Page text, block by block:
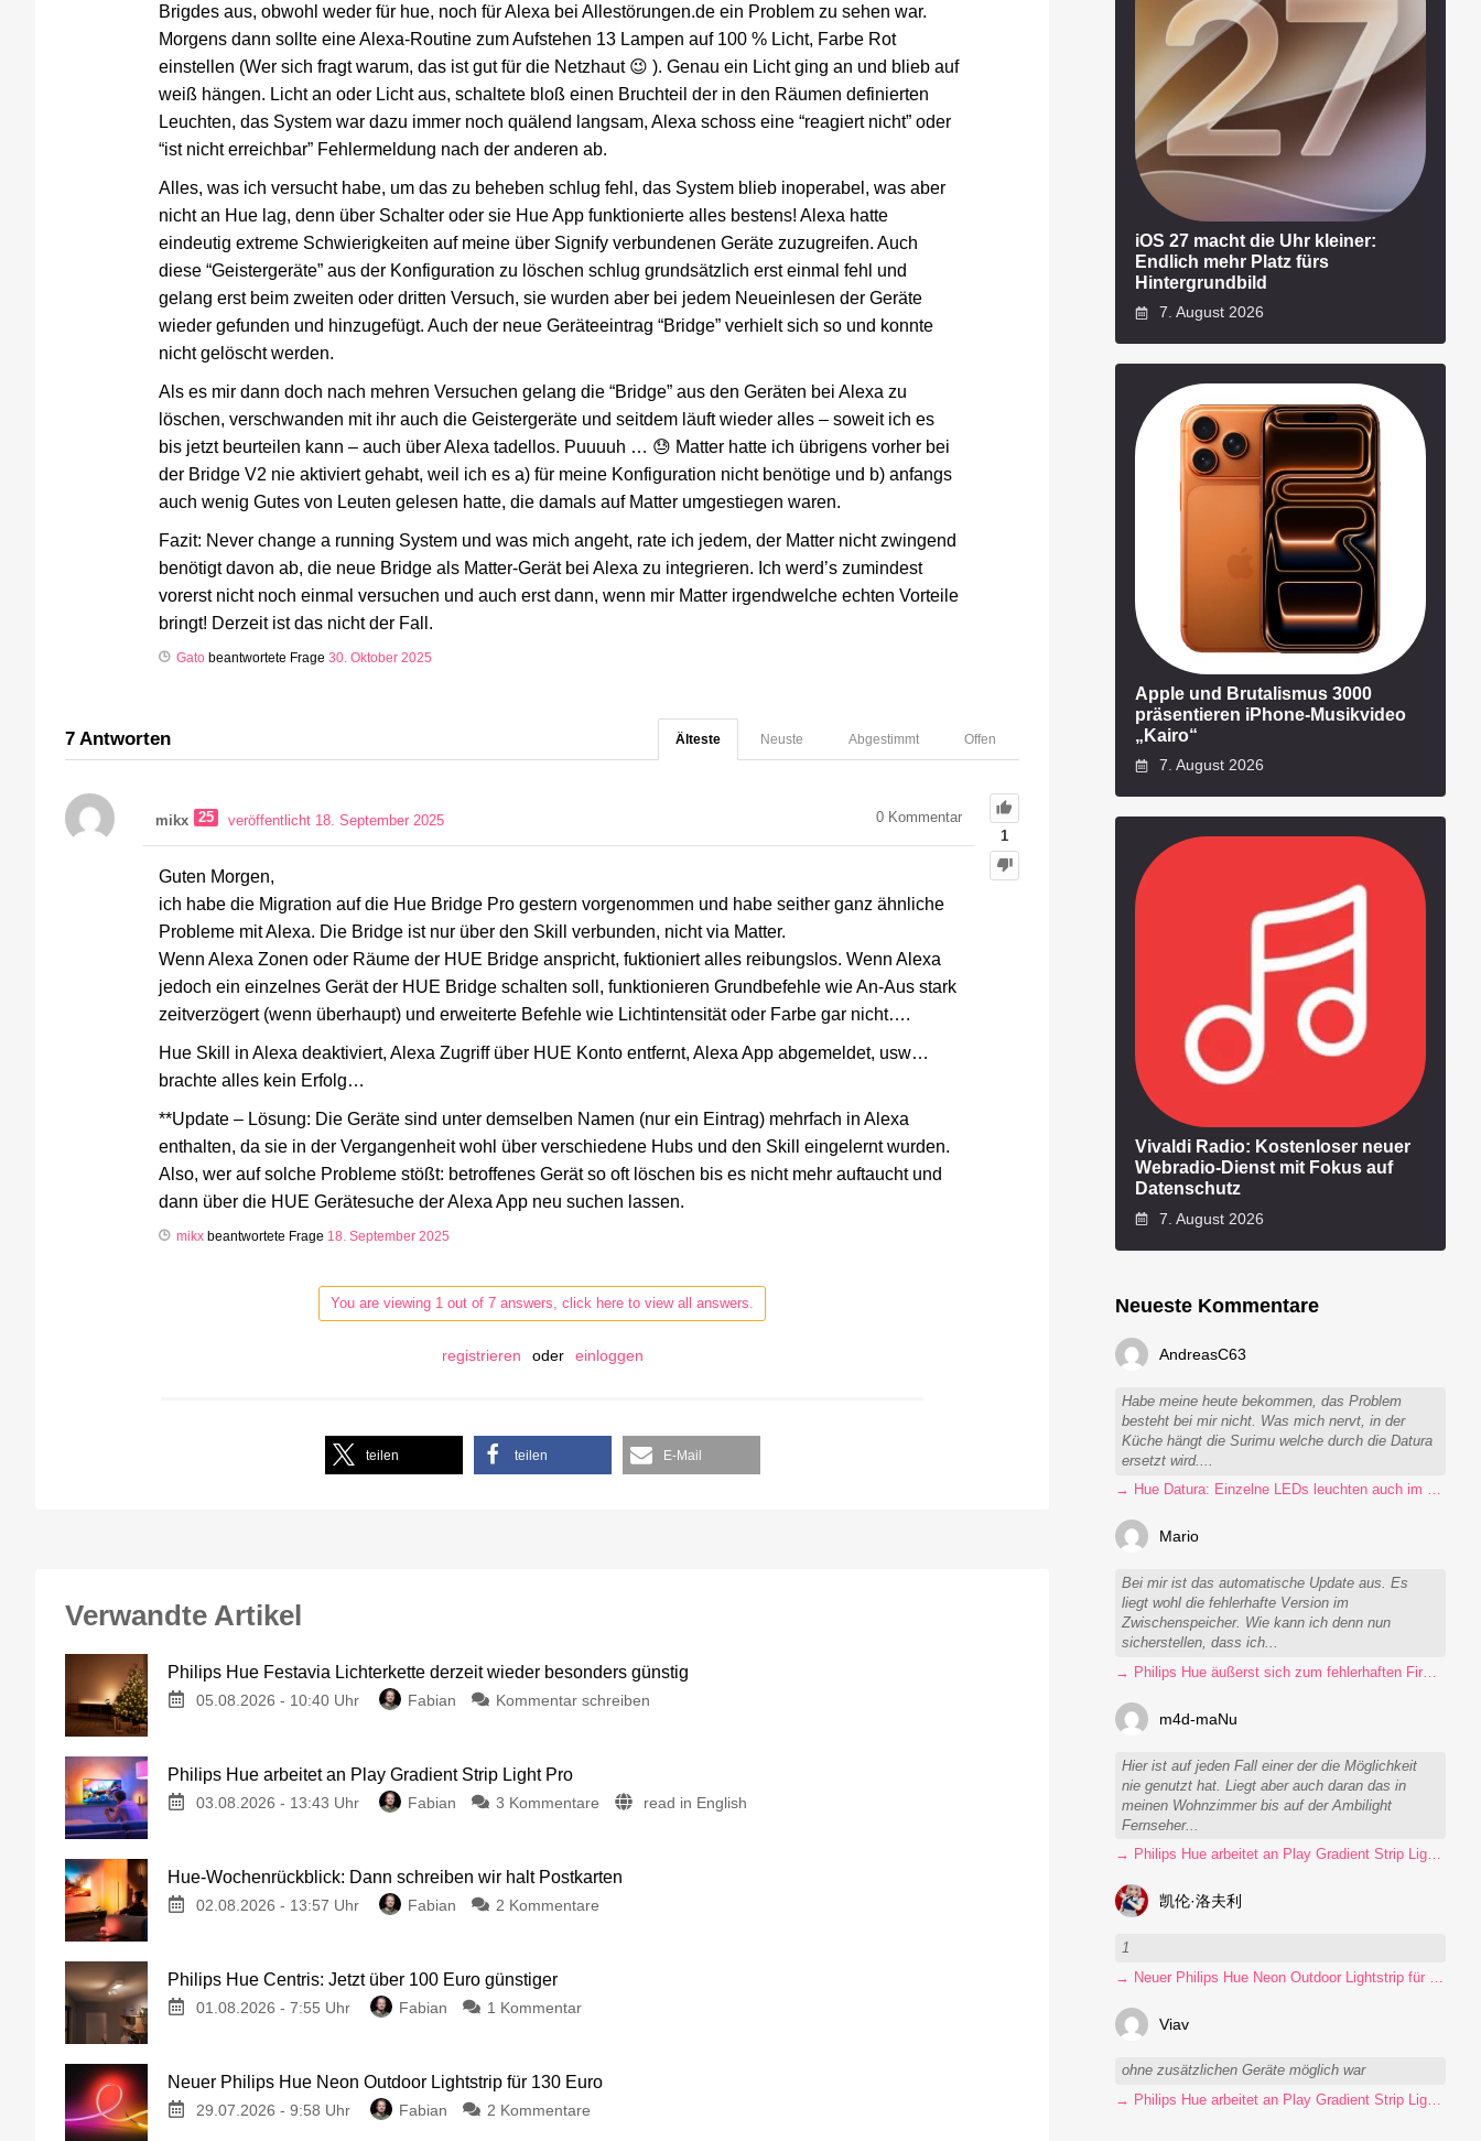
Brigdes aus, obwohl weder für hue, noch für Alexa bei Allestörungen.de ein Problem zu sehen war.
Morgens dann sollte eine Alexa-Routine zum Aufstehen 13 Lampen auf 100 % Licht, Farbe Rot
einstellen (Wer sich fragt warum, das ist gut für die Netzhaut 😉 ). Genau ein Licht ging an und blieb auf
weiß hängen. Licht an oder Licht aus, schaltete bloß einen Bruchteil der in den Räumen definierten
Leuchten, das System war dazu immer noch quälend langsam, Alexa schoss eine “reagiert nicht” oder
“ist nicht erreichbar” Fehlermeldung nach der anderen ab.
Alles, was ich versucht habe, um das zu beheben schlug fehl, das System blieb inoperabel, was aber
nicht an Hue lag, denn über Schalter oder sie Hue App funktionierte alles bestens! Alexa hatte
eindeutig extreme Schwierigkeiten auf meine über Signify verbundenen Geräte zuzugreifen. Auch
diese “Geistergeräte” aus der Konfiguration zu löschen schlug grundsätzlich erst einmal fehl und
gelang erst beim zweiten oder dritten Versuch, sie wurden aber bei jedem Neueinlesen der Geräte
wieder gefunden und hinzugefügt. Auch der neue Geräteeintrag “Bridge” verhielt sich so und konnte
nicht gelöscht werden.
Als es mir dann doch nach mehren Versuchen gelang die “Bridge” aus den Geräten bei Alexa zu
löschen, verschwanden mit ihr auch die Geistergeräte und seitdem läuft wieder alles – soweit ich es
bis jetzt beurteilen kann – auch über Alexa tadellos. Puuuuh … 😓 Matter hatte ich übrigens vorher bei
der Bridge V2 nie aktiviert gehabt, weil ich es a) für meine Konfiguration nicht benötige und b) anfangs
auch wenig Gutes von Leuten gelesen hatte, die damals auf Matter umgestiegen waren.
Fazit: Never change a running System und was mich angeht, rate ich jedem, der Matter nicht zwingend
benötigt davon ab, die neue Bridge als Matter-Gerät bei Alexa zu integrieren. Ich werd’s zumindest
vorerst nicht noch einmal versuchen und auch erst dann, wenn mir Matter irgendwelche echten Vorteile
bringt! Derzeit ist das nicht der Fall.
Gato beantwortete Frage 30. Oktober 2025
7 Antworten Offen
Abgestimmt
Neuste
Älteste
1
mikx 25 veröffentlicht 18. September 2025 0 Kommentar
Guten Morgen,
ich habe die Migration auf die Hue Bridge Pro gestern vorgenommen und habe seither ganz ähnliche
Probleme mit Alexa. Die Bridge ist nur über den Skill verbunden, nicht via Matter.
Wenn Alexa Zonen oder Räume der HUE Bridge anspricht, fuktioniert alles reibungslos. Wenn Alexa
jedoch ein einzelnes Gerät der HUE Bridge schalten soll, funktionieren Grundbefehle wie An-Aus stark
zeitverzögert (wenn überhaupt) und erweiterte Befehle wie Lichtintensität oder Farbe gar nicht….
Hue Skill in Alexa deaktiviert, Alexa Zugriff über HUE Konto entfernt, Alexa App abgemeldet, usw…
brachte alles kein Erfolg…
**Update – Lösung: Die Geräte sind unter demselben Namen (nur ein Eintrag) mehrfach in Alexa
enthalten, da sie in der Vergangenheit wohl über verschiedene Hubs und den Skill eingelernt wurden.
Also, wer auf solche Probleme stößt: betroffenes Gerät so oft löschen bis es nicht mehr auftaucht und
dann über die HUE Gerätesuche der Alexa App neu suchen lassen.
mikx beantwortete Frage 18. September 2025
You are viewing 1 out of 7 answers, click here to view all answers.
registrieren oder einloggen
teilen teilen E-Mail
Verwandte Artikel
Philips Hue Festavia Lichterkette derzeit wieder besonders günstig
05.08.2026 - 10:40 Uhr Fabian Kommentar schreiben
Philips Hue arbeitet an Play Gradient Strip Light Pro
03.08.2026 - 13:43 Uhr Fabian 3 Kommentare read in English
Hue-Wochenrückblick: Dann schreiben wir halt Postkarten
02.08.2026 - 13:57 Uhr Fabian 2 Kommentare
Philips Hue Centris: Jetzt über 100 Euro günstiger
01.08.2026 - 7:55 Uhr Fabian 1 Kommentar
Neuer Philips Hue Neon Outdoor Lightstrip für 130 Euro
29.07.2026 - 9:58 Uhr Fabian 2 Kommentare
iOS 27 macht die Uhr kleiner:
Endlich mehr Platz fürs
Hintergrundbild
7. August 2026
Apple und Brutalismus 3000
präsentieren iPhone-Musikvideo
„Kairo“
7. August 2026
Vivaldi Radio: Kostenloser neuer
Webradio-Dienst mit Fokus auf
Datenschutz
7. August 2026
Neueste Kommentare
AndreasC63
Habe meine heute bekommen, das Problem
besteht bei mir nicht. Was mich nervt, in der
Küche hängt die Surimu welche durch die Datura
ersetzt wird....
→ Hue Datura: Einzelne LEDs leuchten auch im ausgeschalteten Zustand
Mario
Bei mir ist das automatische Update aus. Es
liegt wohl die fehlerhafte Version im
Zwischenspeicher. Wie kann ich denn nun
sicherstellen, dass ich...
→ Philips Hue äußerst sich zum fehlerhaften Firmware-Update
m4d-maNu
Hier ist auf jeden Fall einer der die Möglichkeit
nie genutzt hat. Liegt aber auch daran das in
meinen Wohnzimmer bis auf der Ambilight
Fernseher...
→ Philips Hue arbeitet an Play Gradient Strip Light Pro
凯伦·洛夫利
1
Viav
ohne zusätzlichen Geräte möglich war
→ Philips Hue arbeitet an Play Gradient Strip Light Pro